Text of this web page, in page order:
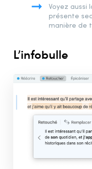
Volet Réécrire
Volet Retoucher
Volet Modérer
Processus de
Description
Traitement
Liste des résultats
Confidentialité et
Voyez aussi
présente
manière de
L’infobulle